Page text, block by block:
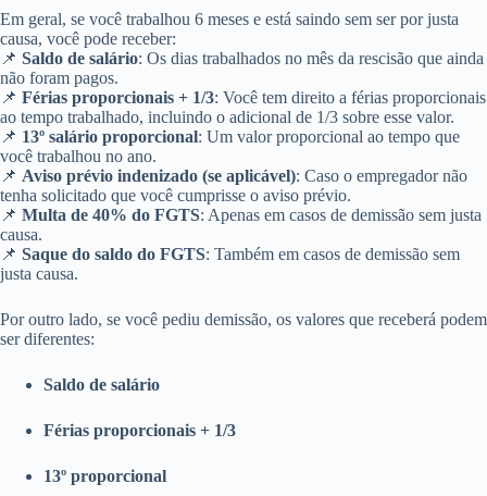
Em geral, se você trabalhou 6 meses e está saindo sem ser por justa
causa, você pode receber:
📌 Saldo de salário: Os dias trabalhados no mês da rescisão que ainda
não foram pagos.
📌 Férias proporcionais + 1/3: Você tem direito a férias proporcionais
ao tempo trabalhado, incluindo o adicional de 1/3 sobre esse valor.
📌 13º salário proporcional: Um valor proporcional ao tempo que
você trabalhou no ano.
📌 Aviso prévio indenizado (se aplicável): Caso o empregador não
tenha solicitado que você cumprisse o aviso prévio.
📌 Multa de 40% do FGTS: Apenas em casos de demissão sem justa
causa.
📌 Saque do saldo do FGTS: Também em casos de demissão sem
justa causa.
Por outro lado, se você pediu demissão, os valores que receberá podem
ser diferentes:
Saldo de salário
Férias proporcionais + 1/3
13º proporcional